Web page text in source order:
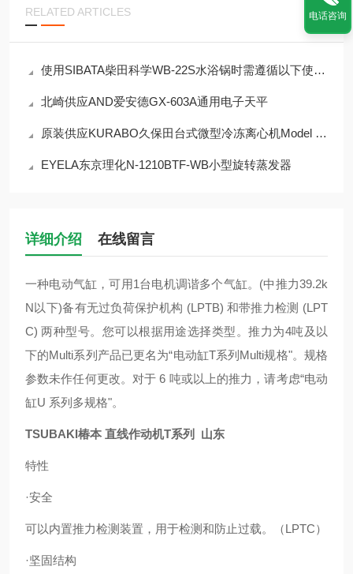
RELATED ARTICLES
使用SIBATA柴田科学WB-22S水浴锅时需遵循以下使用要求
北崎供应AND爱安德GX-603A通用电子天平
原装供应KURABO久保田台式微型冷冻离心机Model 3520
EYELA东京理化N-1210BTF-WB小型旋转蒸发器
详细介绍 在线留言
一种电动气缸，可用1台电机调谐多个气缸。(中推力39.2k
N以下)备有无过负荷保护机构 (LPTB) 和带推力检测 (LPT
C) 两种型号。您可以根据用途选择类型。推力为4吨及以
下的Multi系列产品已更名为“电动缸T系列Multi规格"。规格
参数未作任何更改。对于 6 吨或以上的推力，请考虑“电动
缸U 系列多规格"。
TSUBAKI椿本 直线作动机T系列 山东
特性
·安全
可以内置推力检测装置，用于检测和防止过载。（LPTC）
·坚固结构
电话咨询